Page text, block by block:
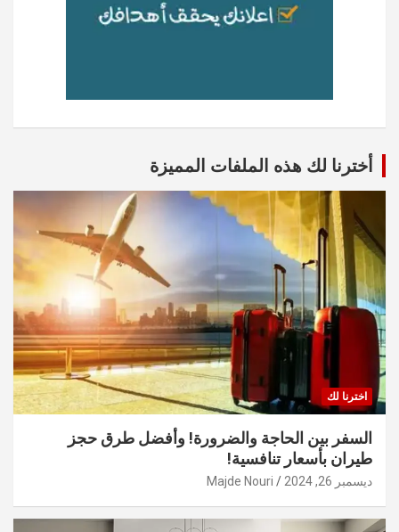
أخترنا لك هذه الملفات المميزة
اخترنا لك
السفر بين الحاجة والضرورة! وأفضل طرق حجز
طيران بأسعار تنافسية!
ديسمبر 26, 2024 Majde Nouri